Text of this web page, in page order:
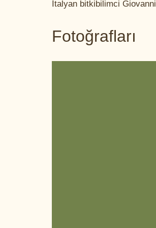
İtalyan bitkibilimci Giovanni
Fotoğrafları